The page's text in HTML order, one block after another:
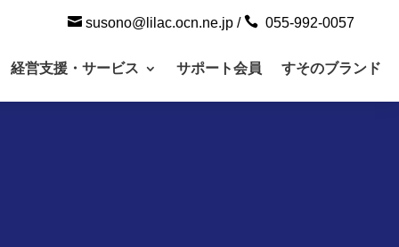
 susono@lilac.ocn.ne.jp /055-992-0057
経営支援・サービス サポート会員 すそのブランド